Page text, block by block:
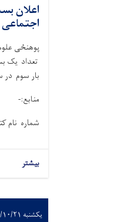
اعلان
اجتماعی
پوهنځی
بار سوم در سال 1447 به
منابع:-
شماره نام
بیشتر
یکشنبه ۱۴۰۴/۱۰/۲۱ - ۱۲:۵۶